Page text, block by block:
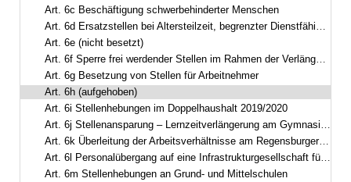
Art. 6c Beschäftigung schwerbehinderter Menschen
Art. 6d Ersatzstellen bei Altersteilzeit, begrenzter Dienstfähigkeit und bei Arbeitszeitmodellen
Art. 6e (nicht besetzt)
Art. 6f Sperre frei werdender Stellen im Rahmen der Verlängerung der Arbeitszeit der Arbeitnehmer
Art. 6g Besetzung von Stellen für Arbeitnehmer
Art. 6h (aufgehoben)
Art. 6i Stellenhebungen im Doppelhaushalt 2019/2020
Art. 6j Stellenansparung – Lernzeitverlängerung am Gymnasium
Art. 6k Überleitung der Arbeitsverhältnisse am Regensburger Centrum für Interventionelle Immunologie
Art. 6l Personalübergang auf eine Infrastrukturgesellschaft für Autobahnen und andere Bundesstraßen
Art. 6m Stellenhebungen an Grund- und Mittelschulen